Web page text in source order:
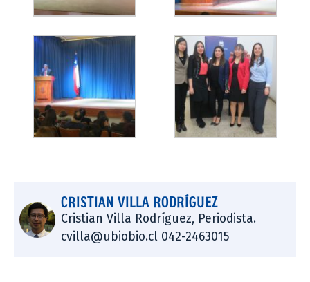
CRISTIAN VILLA RODRÍGUEZ
Cristian Villa Rodríguez, Periodista.
cvilla@ubiobio.cl 042-2463015